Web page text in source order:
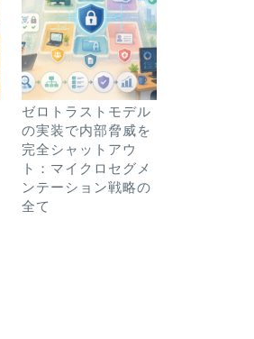
ゼロトラストモデル
の実装で内部脅威を
完全シャットアウ
ト：マイクロセグメ
ンテーション戦略の
全て